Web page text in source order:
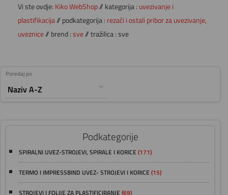
Vi ste ovdje: Kiko WebShop// kategorija : uvezivanje i
plastifikacija// podkategorija : rezači i ostali pribor za uvezivanje,
uveznice// brend : sve// tražilica : sve
Poredaj po
Podkategorije
SPIRALNI UVEZ-STROJEVI, SPIRALE I KORICE (171)
TERMO I IMPRESSBIND UVEZ- STROJEVI I KORICE (15)
STROJEVI I FOLIJE ZA PLASTIFICIRANJE (69)